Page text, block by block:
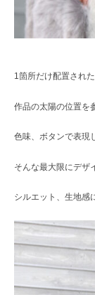
1箇所だけ配置され
作品の太陽の位置を
色味、ボタンで表現
そんな最大限にデザ
シルエット、生地感